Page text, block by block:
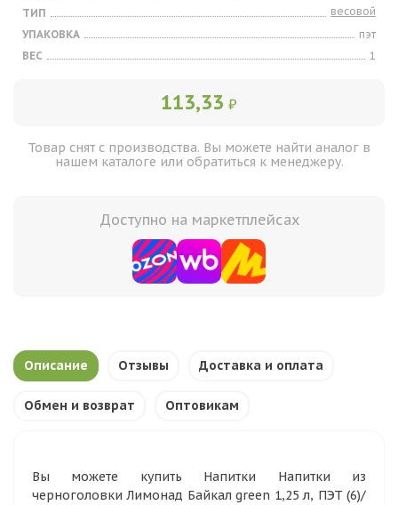
ТИП
весовой
УПАКОВКА
пэт
ВЕС
1
113,33 ₽
Товар снят с производства. Вы можете найти аналог в
нашем каталоге или обратиться к менеджеру.
Доступно на маркетплейсах
Описание Отзывы Доставка и оплата
Обмен и возврат Оптовикам
Вы можете купить Напитки Напитки из
черноголовки Лимонад Байкал green 1,25 л, ПЭТ (6)/